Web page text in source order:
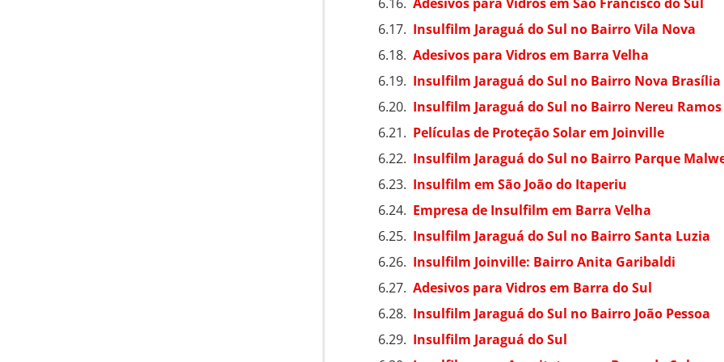
Insulfilm Jaraguá do Sul no Bairro Vila Nova
Adesivos para Vidros em Barra Velha
Insulfilm Jaraguá do Sul no Bairro Nova Brasília
Insulfilm Jaraguá do Sul no Bairro Nereu Ramos
Películas de Proteção Solar em Joinville
Insulfilm Jaraguá do Sul no Bairro Parque
Insulfilm em São João do Itaperiu
Empresa de Insulfilm em Barra Velha
Insulfilm Jaraguá do Sul no Bairro Santa Luzia
Insulfilm Joinville: Bairro Anita Garibaldi
Adesivos para Vidros em Barra do Sul
Insulfilm Jaraguá do Sul no Bairro João Pessoa
Insulfilm Jaraguá do Sul